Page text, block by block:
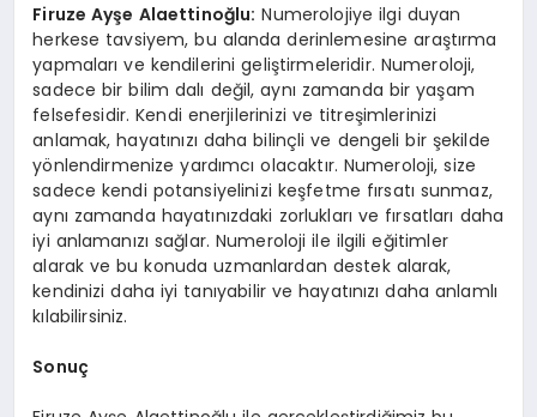
Firuze Ayşe Alaettinoğlu: Numerolojiye ilgi duyan
herkese tavsiyem, bu alanda derinlemesine araştırma
yapmaları ve kendilerini geliştirmeleridir. Numeroloji,
sadece bir bilim dalı değil, aynı zamanda bir yaşam
felsefesidir. Kendi enerjilerinizi ve titreşimlerinizi
anlamak, hayatınızı daha bilinçli ve dengeli bir şekilde
yönlendirmenize yardımcı olacaktır. Numeroloji, size
sadece kendi potansiyelinizi keşfetme fırsatı sunmaz,
aynı zamanda hayatınızdaki zorlukları ve fırsatları daha
iyi anlamanızı sağlar. Numeroloji ile ilgili eğitimler
alarak ve bu konuda uzmanlardan destek alarak,
kendinizi daha iyi tanıyabilir ve hayatınızı daha anlamlı
kılabilirsiniz.
Sonuç